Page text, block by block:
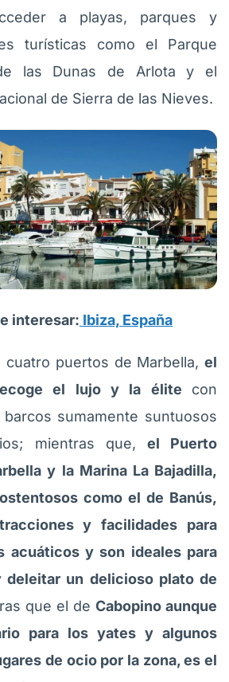
a playas, parques y
turísticas como el Parque
las Dunas de Arlota y el
de Sierra de las Nieves.
interesar: Ibiza, España
cuatro puertos de Marbella, el
el lujo y la élite con
sumamente suntuosos
mientras que, el Puerto
y la Marina La Bajadilla,
como el de Banús,
y facilidades para
acuáticos y son ideales para
deleitar un delicioso plato de
que el de Cabopino aunque
para los yates y algunos
de ocio por la zona, es el